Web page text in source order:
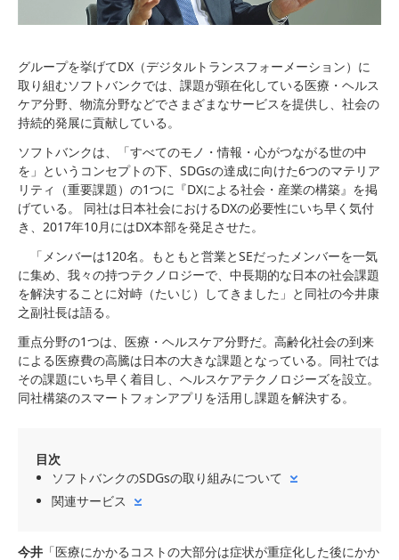
グループを挙げてDX（デジタルトランスフォーメーション）に
取り組むソフトバンクでは、課題が顕在化している医療・ヘルス
ケア分野、物流分野などでさまざまなサービスを提供し、社会の
持続的発展に貢献している。
ソフトバンクは、「すべてのモノ・情報・心がつながる世の中
を」というコンセプトの下、SDGsの達成に向けた6つのマテリア
リティ（重要課題）の1つに『DXによる社会・産業の構築』を掲
げている。 同社は日本社会におけるDXの必要性にいち早く気付
き、2017年10月にはDX本部を発足させた。
「メンバーは120名。もともと営業とSEだったメンバーを一気
に集め、我々の持つテクノロジーで、中長期的な日本の社会課題
を解決することに対峙（たいじ）してきました」と同社の今井康
之副社長は語る。
重点分野の1つは、医療・ヘルスケア分野だ。高齢化社会の到来
による医療費の高騰は日本の大きな課題となっている。同社では
その課題にいち早く着目し、ヘルスケアテクノロジーズを設立。
同社構築のスマートフォンアプリを活用し課題を解決する。
目次
ソフトバンクのSDGsの取り組みについて
関連サービス
今井 「医療にかかるコストの大部分は症状が重症化した後にかか